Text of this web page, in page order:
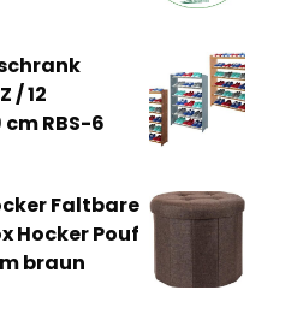
/ 12
RBS-6
Faltbare
Hocker Pouf
braun